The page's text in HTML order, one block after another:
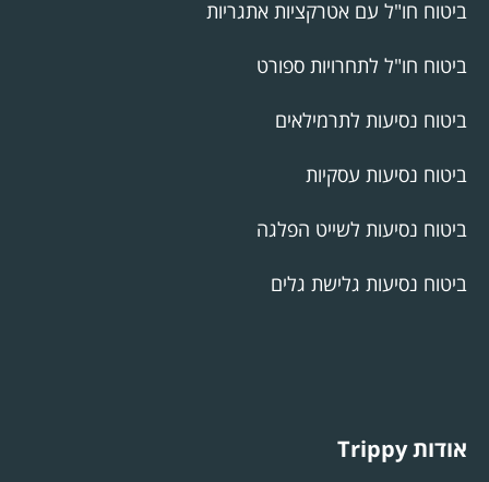
ביטוח חו"ל עם אטרקציות אתגריות
ביטוח חו"ל לתחרויות ספורט
ביטוח נסיעות לתרמילאים
ביטוח נסיעות עסקיות
ביטוח נסיעות לשייט הפלגה
ביטוח נסיעות גלישת גלים
אודות Trippy